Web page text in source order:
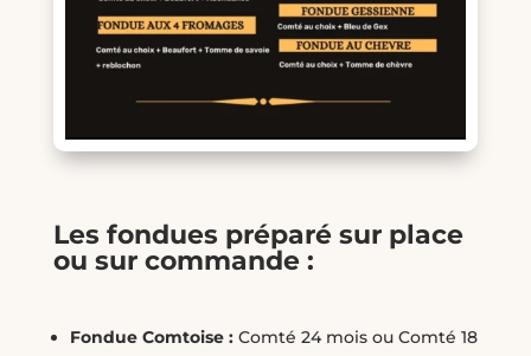
Les fondues préparé sur place
ou sur commande :
Fondue Comtoise : Comté 24 mois ou Comté 18